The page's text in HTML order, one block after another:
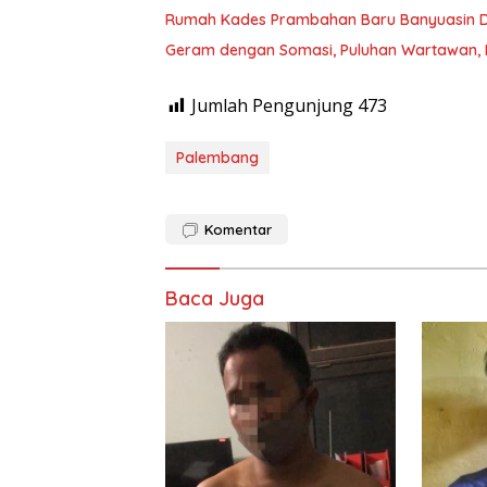
Rumah Kades Prambahan Baru Banyuasin
Geram dengan Somasi, Puluhan
Jumlah Pengunjung 473
Palembang
Komentar
Baca Juga